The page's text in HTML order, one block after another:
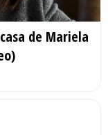
de Mariela